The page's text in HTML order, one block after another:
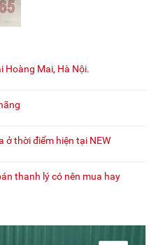
Hoàng Mai, Hà Nội.
ở thời điểm hiện tại NEW
thanh lý có nên mua hay